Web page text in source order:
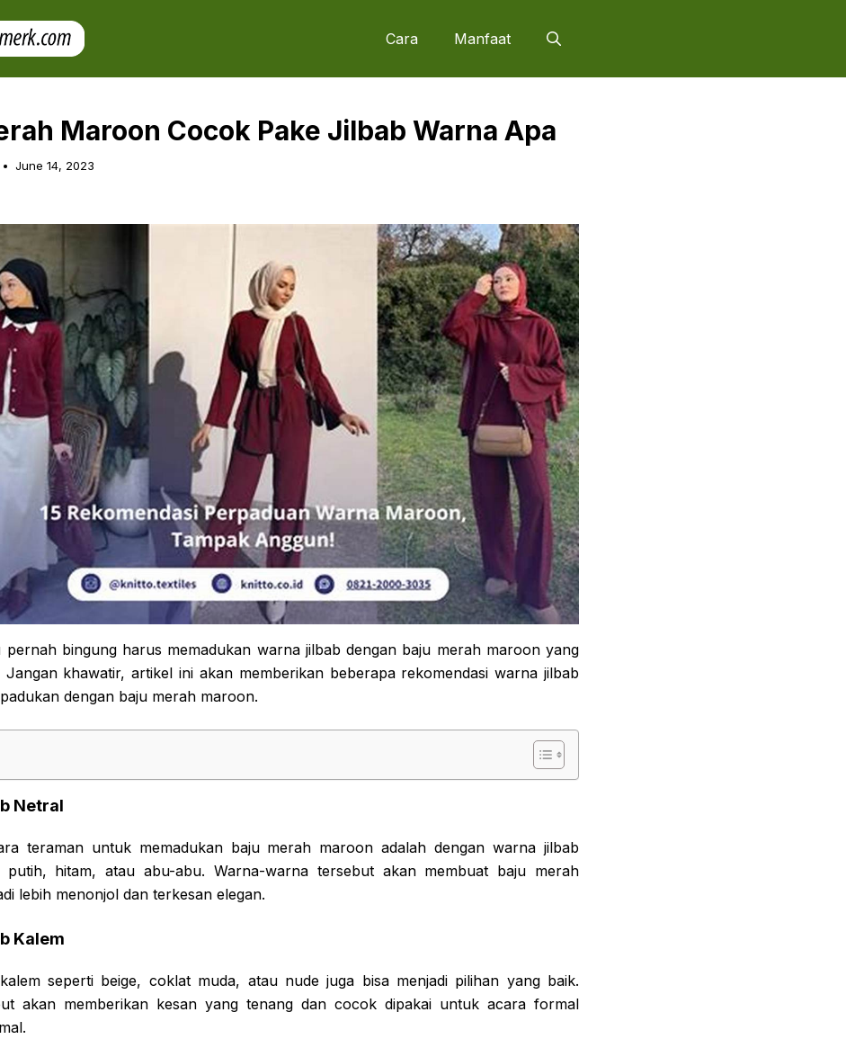
Cara Manfaat
Maroon Cocok Pake Jilbab Warna Apa
June 14, 2023
pernah bingung harus memadukan warna jilbab dengan baju merah maroon yang
Jangan khawatir, artikel ini akan memberikan beberapa rekomendasi warna jilbab
dengan baju merah maroon.
Netral
teraman untuk memadukan baju merah maroon adalah dengan warna jilbab
putih, hitam, atau abu-abu. Warna-warna tersebut akan membuat baju merah
lebih menonjol dan terkesan elegan.
Kalem
seperti beige, coklat muda, atau nude juga bisa menjadi pilihan yang baik.
akan memberikan kesan yang tenang dan cocok dipakai untuk acara formal